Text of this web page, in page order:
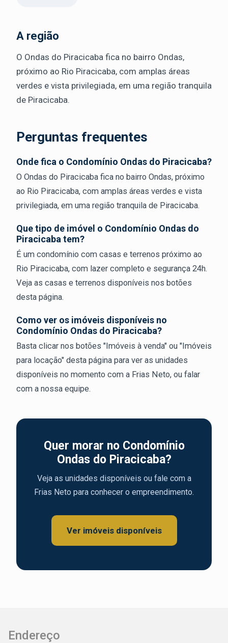
A região
O Ondas do Piracicaba fica no bairro Ondas,
próximo ao Rio Piracicaba, com amplas áreas
verdes e vista privilegiada, em uma região tranquila
de Piracicaba.
Perguntas frequentes
Onde fica o Condomínio Ondas do Piracicaba?
O Ondas do Piracicaba fica no bairro Ondas, próximo
ao Rio Piracicaba, com amplas áreas verdes e vista
privilegiada, em uma região tranquila de Piracicaba.
Que tipo de imóvel o Condomínio Ondas do
Piracicaba tem?
É um condomínio com casas e terrenos próximo ao
Rio Piracicaba, com lazer completo e segurança 24h.
Veja as casas e terrenos disponíveis nos botões
desta página.
Como ver os imóveis disponíveis no
Condomínio Ondas do Piracicaba?
Basta clicar nos botões "Imóveis à venda" ou "Imóveis
para locação" desta página para ver as unidades
disponíveis no momento com a Frias Neto, ou falar
com a nossa equipe.
Quer morar no Condomínio
Ondas do Piracicaba?
Veja as unidades disponíveis ou fale com a
Frias Neto para conhecer o empreendimento.
Ver imóveis disponíveis
Endereço